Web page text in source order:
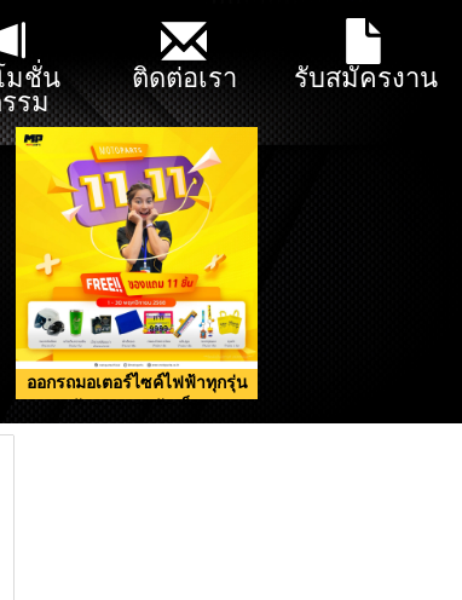
มชั่น
รม
ติดต่อเรา รับสมัครงาน
ออกรถมอเตอร์ไซค์ไฟฟ้าทุกรุ่น
รับของแถมจัดเต็ม